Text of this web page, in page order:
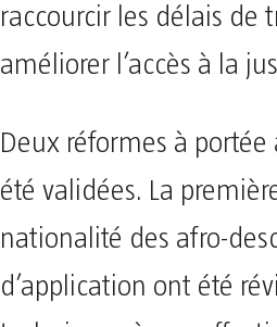
raccourcir les délais de
améliorer l’accès à la
Deux réformes à
été validées. La
nationalité des afro-
d’application ont été